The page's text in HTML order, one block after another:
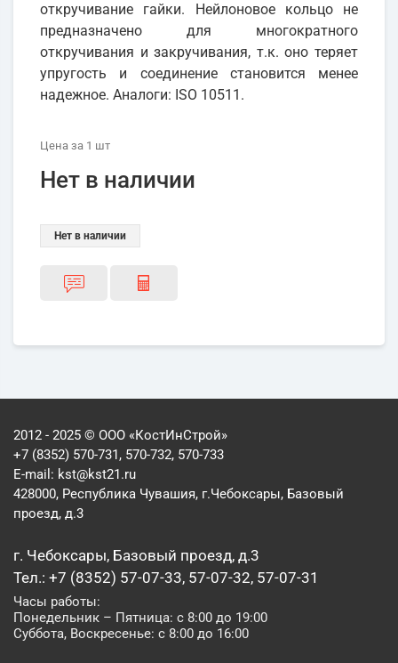
откручивание гайки. Нейлоновое кольцо не
предназначено для многократного
откручивания и закручивания, т.к. оно теряет
упругость и соединение становится менее
надежное. Аналоги: ISO 10511.
Цена за 1 шт
Нет в наличии
Нет в наличии
2012 - 2025 © ООО «КостИнСтрой»
+7 (8352) 570-731, 570-732, 570-733
E-mail: kst@kst21.ru
428000, Республика Чувашия, г.Чебоксары, Базовый
проезд, д.3
г. Чебоксары, Базовый проезд, д.3
Тел.: +7 (8352) 57-07-33, 57-07-32, 57-07-31
Часы работы:
Понедельник – Пятница: с 8:00 до 19:00
Суббота, Воскресенье: с 8:00 до 16:00